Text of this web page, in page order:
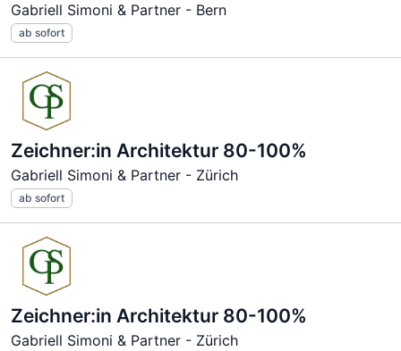
Gabriell Simoni & Partner - Bern
ab sofort
Zeichner:in Architektur 80-100%
Gabriell Simoni & Partner - Zürich
ab sofort
Zeichner:in Architektur 80-100%
Gabriell Simoni & Partner - Zürich